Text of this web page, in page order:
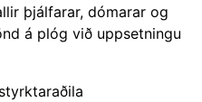
þjálfarar, dómarar og
á plóg við uppsetningu